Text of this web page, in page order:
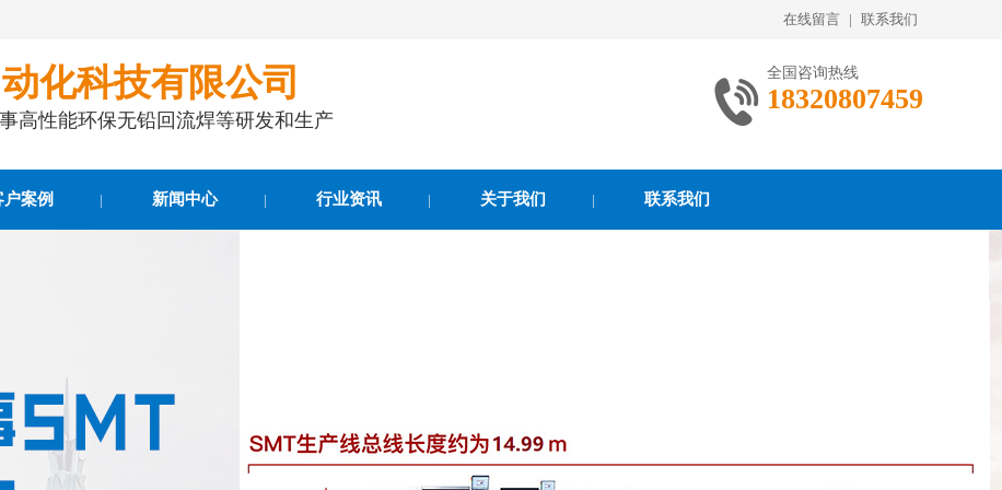
在线留言 | 联系我们
化科技有限公司
高性能环保无铅回流焊等研发和生产
全国咨询热线
18320807459
户案例 新闻中心 行业资讯 关于我们 联系我们